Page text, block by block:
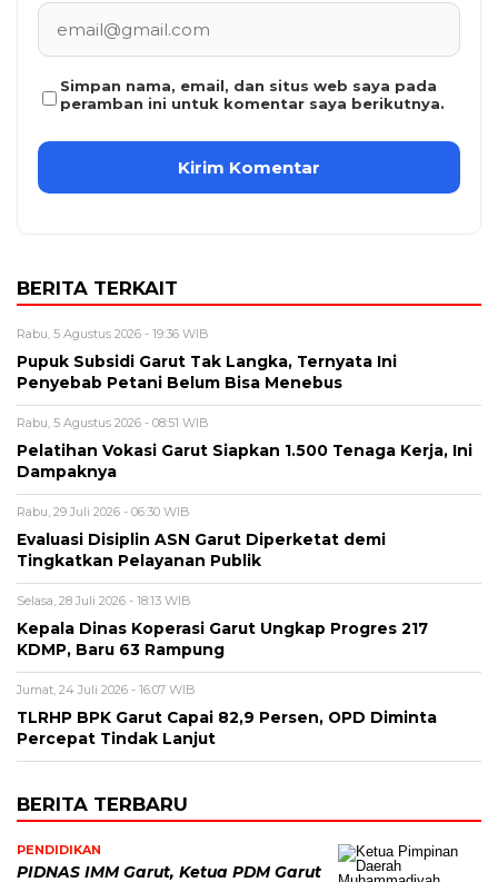
Simpan nama, email, dan situs web saya pada
peramban ini untuk komentar saya berikutnya.
BERITA TERKAIT
Rabu, 5 Agustus 2026 - 19:36 WIB
Pupuk Subsidi Garut Tak Langka, Ternyata Ini
Penyebab Petani Belum Bisa Menebus
Rabu, 5 Agustus 2026 - 08:51 WIB
Pelatihan Vokasi Garut Siapkan 1.500 Tenaga Kerja, Ini
Dampaknya
Rabu, 29 Juli 2026 - 06:30 WIB
Evaluasi Disiplin ASN Garut Diperketat demi
Tingkatkan Pelayanan Publik
Selasa, 28 Juli 2026 - 18:13 WIB
Kepala Dinas Koperasi Garut Ungkap Progres 217
KDMP, Baru 63 Rampung
Jumat, 24 Juli 2026 - 16:07 WIB
TLRHP BPK Garut Capai 82,9 Persen, OPD Diminta
Percepat Tindak Lanjut
BERITA TERBARU
PENDIDIKAN
PIDNAS IMM Garut, Ketua PDM Garut